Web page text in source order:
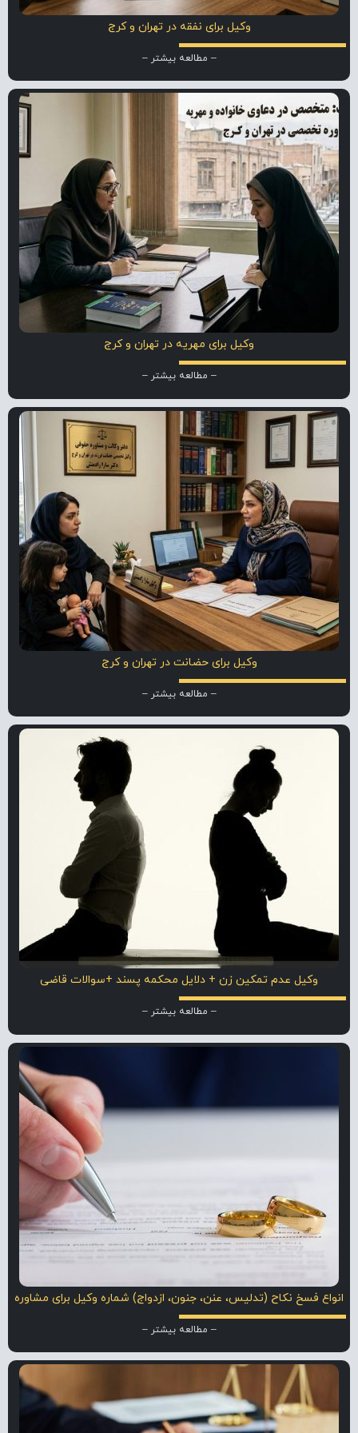
وکیل برای نفقه در تهران و کرج
– مطالعه بیشتر –
وکیل برای مهریه در تهران و کرج
– مطالعه بیشتر –
وکیل برای حضانت در تهران و کرج
– مطالعه بیشتر –
وکیل عدم تمکین زن + دلایل محکمه پسند +سوالات قاضی
– مطالعه بیشتر –
انواع فسخ نکاح (تدلیس، عنن، جنون، ازدواج) شماره وکیل برای مشاوره
– مطالعه بیشتر –